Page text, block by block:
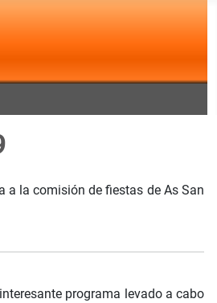
a la comisión de fiestas de As San
programa levado a cabo